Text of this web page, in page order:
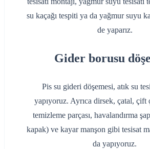
su kaçağı tespiti ya da yağmur suyu
de yaparız.
Gider borusu
Pis su gideri döşemesi, atık su
yapıyoruz. Ayrıca dirsek, çatal, çift
temizleme parçası, havalandırma
kapak) ve kayar manşon gibi tesisat
da yapıyoruz.